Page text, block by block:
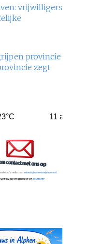
vrijwilligers
provincie
zegt